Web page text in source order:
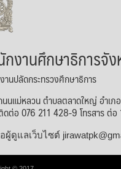
กงานศึกษาธิการจั
านปลัดกระทรวงศึกษาธิการ
นแม่หลวน ตำบลตลาดใหญ่ อำเภ
ดต่อ 076 211 428-9 โทรสาร ต่อ
ผู้ดูแลเว็บไซต์